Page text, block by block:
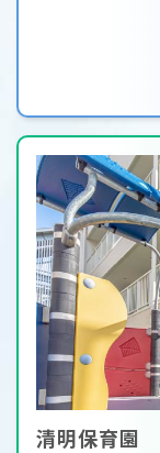
清明保育園